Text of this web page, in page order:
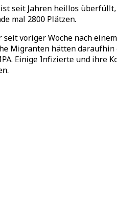
seit Jahren heillos
mal 2800 Plätzen.
voriger Woche nach
Migranten hätten
Einige Infizierte und ihre